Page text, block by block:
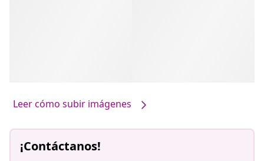
Leer cómo subir imágenes
¡Contáctanos!